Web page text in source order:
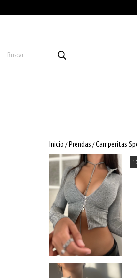
Inicio /Prendas /Camperitas